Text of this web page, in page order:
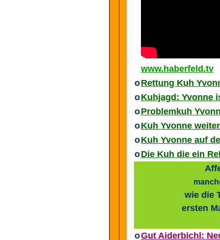
www.haberfeld.tv
oRettung Kuh
oKuhjagd: Yvonne
oProblemkuh
oKuh Yvonne
oKuh Yvonne auf
oDie Kuh die ein
wie die
ersten
oGut Aiderbichl: